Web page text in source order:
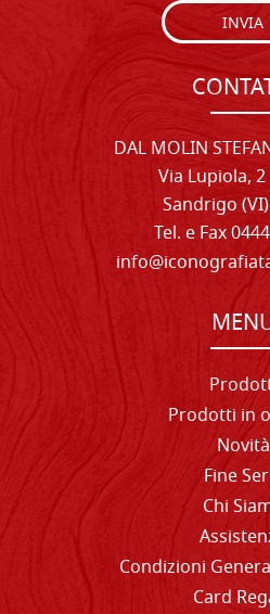
INVIA
DAL MOLIN
Via Lupiola,
Sandrigo
Tel. e Fax
Prodotti in
Novità
Fine
Chi
Condizioni
Card